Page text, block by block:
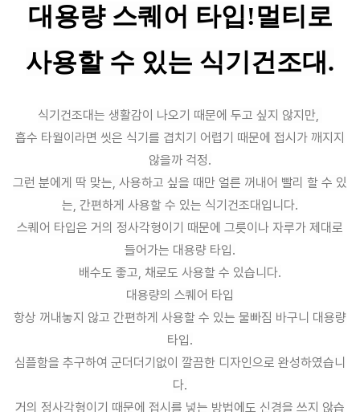
대용량 스퀘어 타입!멀티로
사용할 수 있는 식기건조대.
식기건조대는 생활감이 나오기 때문에 두고 싶지 않지만,
흡수 타월이라면 씻은 식기를 겹치기 어렵기 때문에 접시가 깨지지
않을까 걱정.
그런 분에게 딱 맞는, 사용하고 싶을 때만 얼른 꺼내어 빨리 할 수 있
는, 간편하게 사용할 수 있는 식기건조대입니다.
스퀘어 타입은 거의 정사각형이기 때문에 그릇이나 자루가 제대로
들어가는 대용량 타입.
배수도 좋고, 채로도 사용할 수 있습니다.
대용량의 스퀘어 타입
항상 꺼내놓지 않고 간편하게 사용할 수 있는 물빠짐 바구니 대용량
타입.
심플함을 추구하여 군더더기없이 깔끔한 디자인으로 완성하였습니
다.
거의 정사각형이기 때문에 접시를 넣는 방법에도 신경을 쓰지 않습